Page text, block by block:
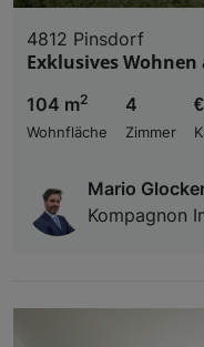
4812 Pinsdorf
Exklusives Wohnen
104 m2
Wohnfläche
4
Zimmer
Mario
Kompagnon